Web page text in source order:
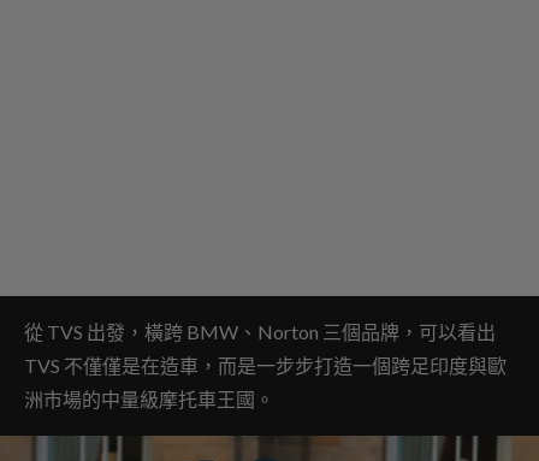
從 TVS 出發，橫跨 BMW、Norton 三個品牌，可以看出
TVS 不僅僅是在造車，而是一步步打造一個跨足印度與歐
洲市場的中量級摩托車王國。